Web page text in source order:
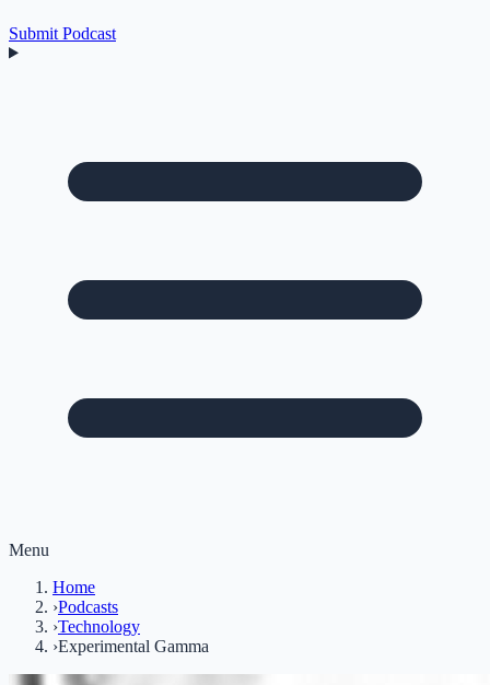
Submit Podcast
Menu
Home
›Podcasts
›Technology
›Experimental Gamma